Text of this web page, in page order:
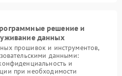
решение и
данных
прошивок и инструментов,
данными:
и
при необходимости